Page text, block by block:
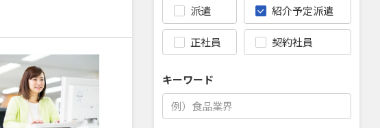
派遣 紹介予定派遣
正社員 契約社員
キーワード